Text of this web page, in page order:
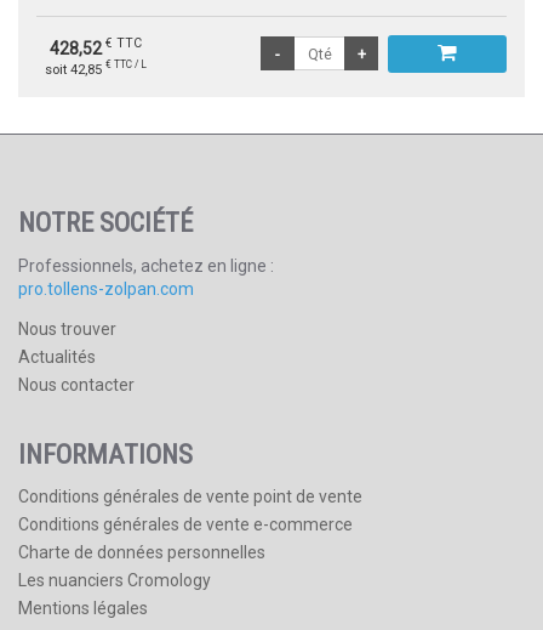
428,52€ TTC
soit 42,85 € TTC / L
NOTRE SOCIÉTÉ
Professionnels, achetez en ligne :
pro.tollens-zolpan.com
Nous trouver
Actualités
Nous contacter
INFORMATIONS
Conditions générales de vente point de vente
Conditions générales de vente e-commerce
Charte de données personnelles
Les nuanciers Cromology
Mentions légales